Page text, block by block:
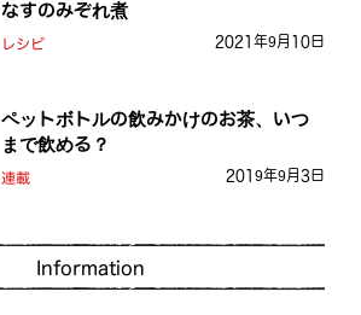
なすのみぞれ煮
レシピ 2021年9月10日
ペットボトルの飲みかけのお茶、いつ
まで飲める？
連載 2019年9月3日
Information